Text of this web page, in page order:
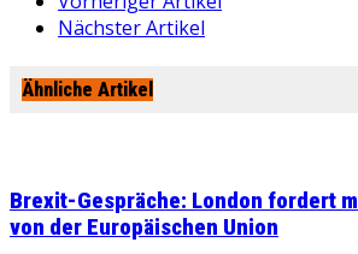
Nächster Artikel
Ähnliche Artikel
Brexit-Gespräche: London fordert
von der Europäischen Union